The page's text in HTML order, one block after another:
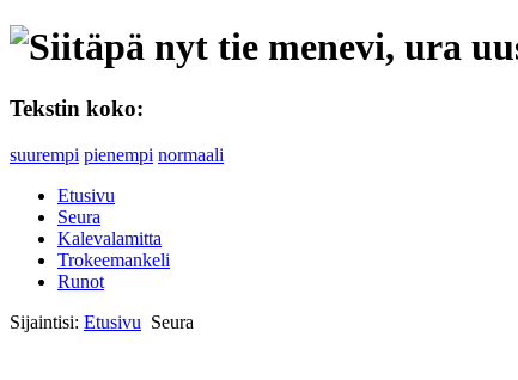
Tekstin koko:
suurempi pienempi normaali
Etusivu
Seura
Kalevalamitta
Trokeemankeli
Runot
Sijaintisi: Etusivu Seura